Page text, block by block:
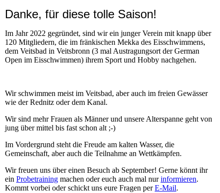
Danke, für diese tolle Saison!
Im Jahr 2022 gegründet, sind wir ein junger Verein mit knapp über
120 Mitgliedern, die im fränkischen Mekka des Eisschwimmens,
dem Veitsbad in Veitsbronn (3 mal Austragungsort der German
Open im Eisschwimmen) ihrem Sport und Hobby nachgehen.
Wir schwimmen meist im Veitsbad, aber auch im freien Gewässer
wie der Rednitz oder dem Kanal.
Wir sind mehr Frauen als Männer und unsere Alterspanne geht von
jung über mittel bis fast schon alt ;-)
Im Vordergrund steht die Freude am kalten Wasser, die
Gemeinschaft, aber auch die Teilnahme an Wettkämpfen.
Wir freuen uns über einen Besuch ab September! Gerne könnt ihr
ein Probetraining machen oder euch auch mal nurinformieren.
Kommt vorbei oder schickt uns eure Fragen perE-Mail.